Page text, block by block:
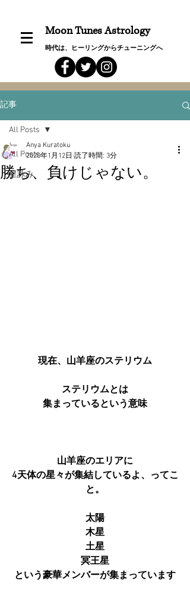
Moon Tunes Astrology
時代は、ヒーリングからチューニングへ
記事
All Posts
星詠み
All Posts
勝ち、負けじゃない。
Anya Kuratoku
2020年1月12日 読了時間: 3分
現在、山羊座のステリウム
ステリウムとは
集まっているという意味
山羊座のエリアに
4天体の星々が集結しているよ、ってこ
と。
太陽
木星
土星
冥王星
という豪華メンバーが集まっています